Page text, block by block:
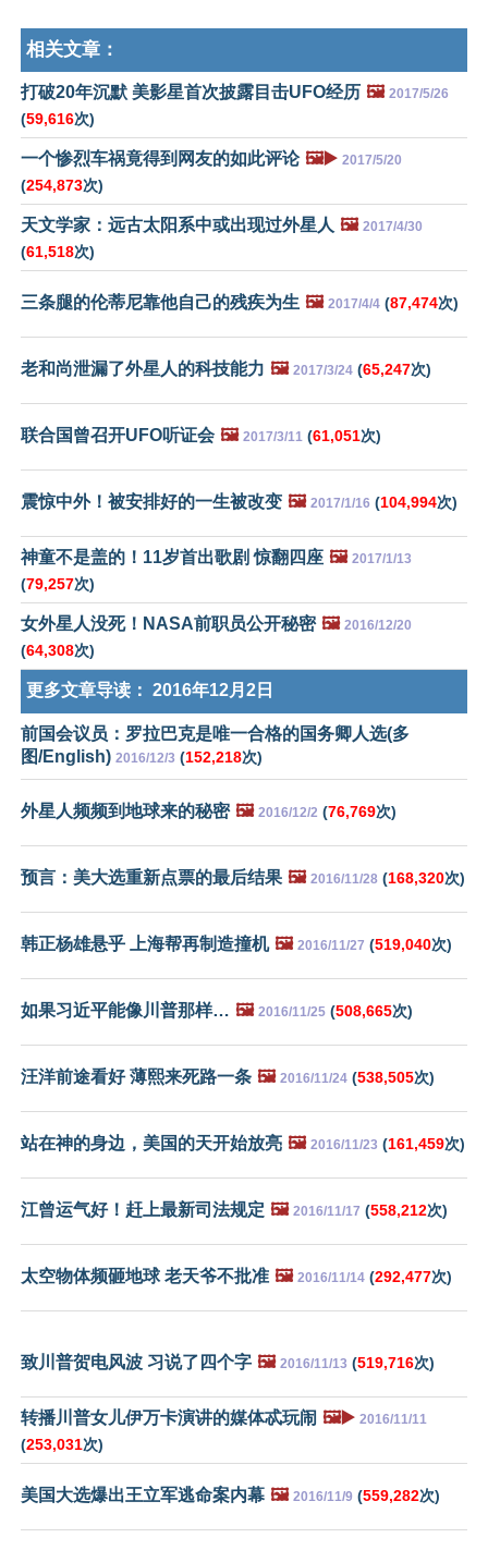
相关文章：
打破20年沉默 美影星首次披露目击UFO经历 🖼️ 2017/5/26
(59,616次)
一个惨烈车祸竟得到网友的如此评论 🖼️▶️ 2017/5/20
(254,873次)
天文学家：远古太阳系中或出现过外星人 🖼️ 2017/4/30
(61,518次)
三条腿的伦蒂尼靠他自己的残疾为生 🖼️ 2017/4/4 (87,474次)
老和尚泄漏了外星人的科技能力 🖼️ 2017/3/24 (65,247次)
联合国曾召开UFO听证会 🖼️ 2017/3/11 (61,051次)
震惊中外！被安排好的一生被改变 🖼️ 2017/1/16 (104,994次)
神童不是盖的！11岁首出歌剧 惊翻四座 🖼️ 2017/1/13
(79,257次)
女外星人没死！NASA前职员公开秘密 🖼️ 2016/12/20
(64,308次)
更多文章导读： 2016年12月2日
前国会议员：罗拉巴克是唯一合格的国务卿人选(多
图/English) 2016/12/3 (152,218次)
外星人频频到地球来的秘密 🖼️ 2016/12/2 (76,769次)
预言：美大选重新点票的最后结果 🖼️ 2016/11/28 (168,320次)
韩正杨雄悬乎 上海帮再制造撞机 🖼️ 2016/11/27 (519,040次)
如果习近平能像川普那样… 🖼️ 2016/11/25 (508,665次)
汪洋前途看好 薄熙来死路一条 🖼️ 2016/11/24 (538,505次)
站在神的身边，美国的天开始放亮 🖼️ 2016/11/23 (161,459次)
江曾运气好！赶上最新司法规定 🖼️ 2016/11/17 (558,212次)
太空物体频砸地球 老天爷不批准 🖼️ 2016/11/14 (292,477次)
致川普贺电风波 习说了四个字 🖼️ 2016/11/13 (519,716次)
转播川普女儿伊万卡演讲的媒体忒玩闹 🖼️▶️ 2016/11/11
(253,031次)
美国大选爆出王立军逃命案内幕 🖼️ 2016/11/9 (559,282次)